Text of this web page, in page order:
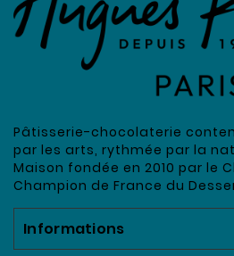
Pâtisserie-chocolaterie
par les arts, rythmée par la
Maison fondée en 2010 par le
Champion de France du
Informations